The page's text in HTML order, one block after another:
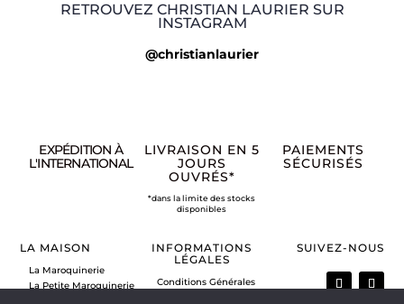
RETROUVEZ CHRISTIAN LAURIER SUR
INSTAGRAM
@christianlaurier
EXPÉDITION À
L'INTERNATIONAL
LIVRAISON EN 5
JOURS
OUVRÉS*
*dans la limite des stocks
disponibles
PAIEMENTS
SÉCURISÉS
LA MAISON
La Maroquinerie
La Petite Maroquinerie
INFORMATIONS
LÉGALES
Conditions Générales
SUIVEZ-NOUS